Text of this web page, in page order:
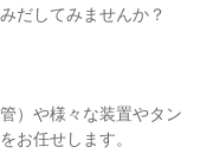
だしてみませんか？
）や様々な装置やタン
お任せします。